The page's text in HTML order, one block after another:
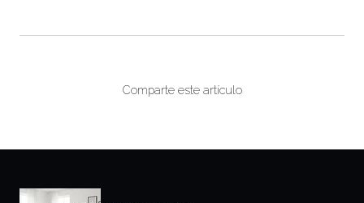
Comparte este artículo